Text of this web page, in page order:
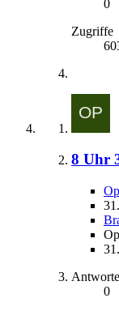
0
Zugriffe
8 Uhr
0